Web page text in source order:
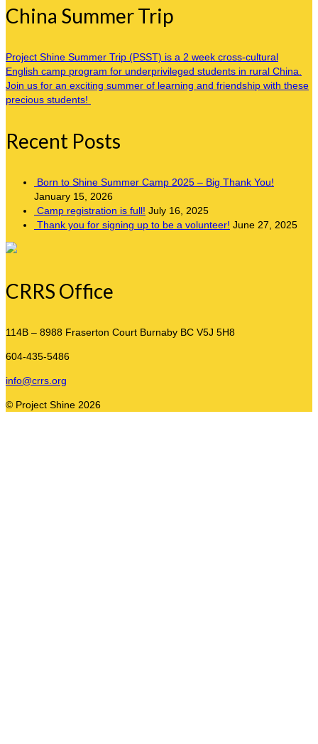
China Summer Trip
Project Shine Summer Trip (PSST) is a 2 week cross-cultural
English camp program for underprivileged students in rural China.
Join us for an exciting summer of learning and friendship with these
precious students!
Recent Posts
Born to Shine Summer Camp 2025 – Big Thank You!
January 15, 2026
Camp registration is full! July 16, 2025
Thank you for signing up to be a volunteer! June 27, 2025
CRRS Office
114B – 8988 Fraserton Court Burnaby BC V5J 5H8
604-435-5486
info@crrs.org
© Project Shine 2026